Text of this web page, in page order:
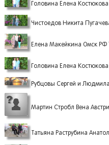
Головина Елена
Чистоедов Никита
Елена Макейкина Омск РФ
Головина Елена
Рубцовы Сергей и
Мартин Стробл Вена
Татьяна Раструбина